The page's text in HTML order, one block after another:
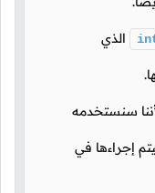
الذي
سنستخدمه
إجراءها في